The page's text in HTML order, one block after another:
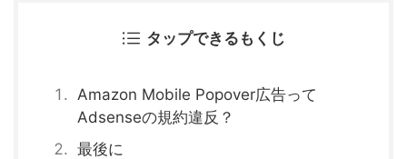
タップできるもくじ
Amazon Mobile Popover広告って
Adsenseの規約違反？
最後に